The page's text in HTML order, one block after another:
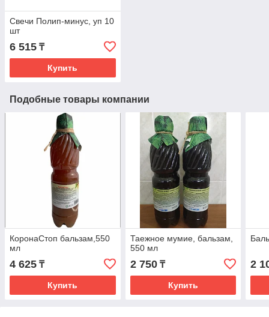
Свечи Полип-минус, уп 10
шт
6 515 ₸
Купить
Подобные товары компании
КоронаСтоп бальзам,550
мл
4 625 ₸
Купить
Таежное мумие, бальзам,
550 мл
2 750₸
Купить
2